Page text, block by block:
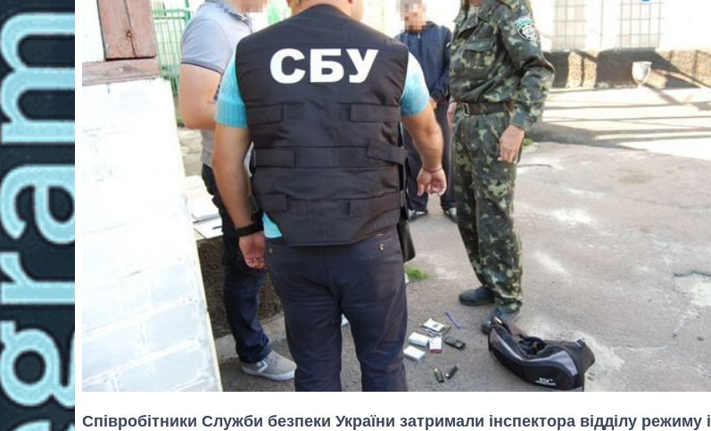
Співробітники Служби безпеки України затримали інспектора відділу режиму і